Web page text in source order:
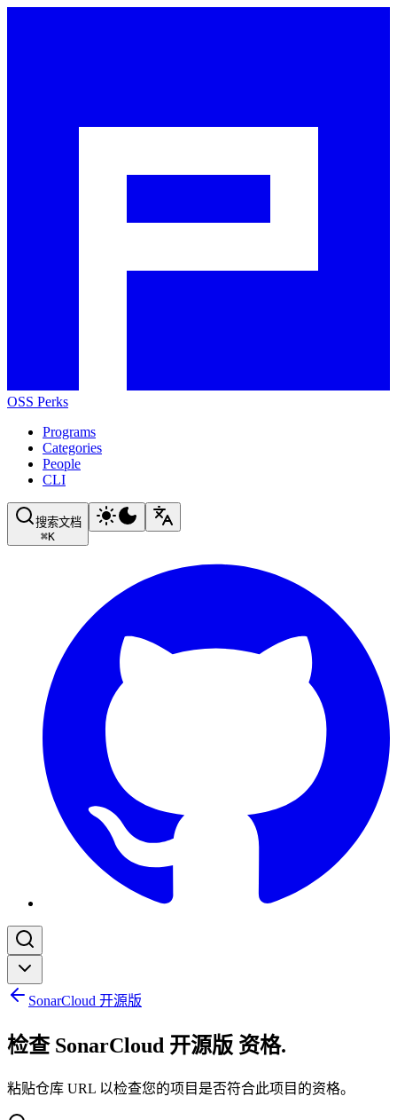
OSS Perks
Programs
Categories
People
CLI
搜索文档
⌘K
SonarCloud 开源版
检查 SonarCloud 开源版 资格.
粘贴仓库 URL 以检查您的项目是否符合此项目的资格。